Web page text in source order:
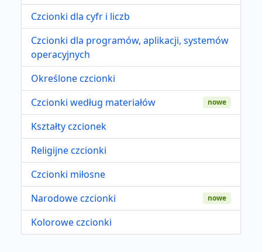
Czcionki dla cyfr i liczb
Czcionki dla programów, aplikacji, systemów
operacyjnych
Określone czcionki
Czcionki według materiałów
nowe
Kształty czcionek
Religijne czcionki
Czcionki miłosne
Narodowe czcionki
nowe
Kolorowe czcionki